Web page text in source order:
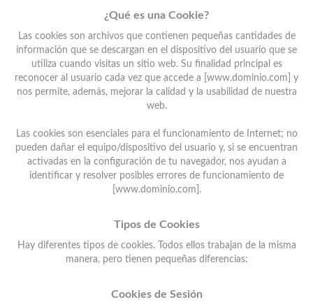
¿Qué es una Cookie?
Las cookies son archivos que contienen pequeñas cantidades de
información que se descargan en el dispositivo del usuario que se
utiliza cuando visitas un sitio web. Su finalidad principal es
reconocer al usuario cada vez que accede a [www.dominio.com] y
nos permite, además, mejorar la calidad y la usabilidad de nuestra
web.
Las cookies son esenciales para el funcionamiento de Internet; no
pueden dañar el equipo/dispositivo del usuario y, si se encuentran
activadas en la configuración de tu navegador, nos ayudan a
identificar y resolver posibles errores de funcionamiento de
[www.dominio.com].
Tipos de Cookies
Hay diferentes tipos de cookies. Todos ellos trabajan de la misma
manera, pero tienen pequeñas diferencias:
Cookies de Sesión